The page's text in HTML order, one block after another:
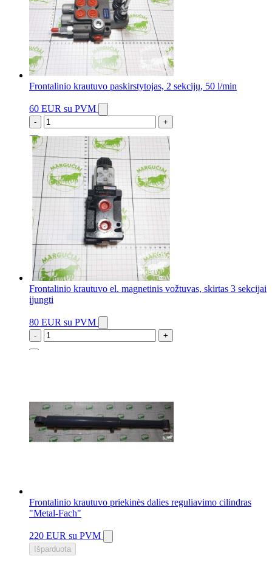
Frontalinio krautuvo paskirstytojas, 2 sekcijų, 50 l/min
60 EUR su PVM
- +
2 vnt.
Frontalinio krautuvo el. magnetinis vožtuvas, skirtas 3 sekcijai
įjungti
80 EUR su PVM
- +
Frontalinio krautuvo priekinės dalies reguliavimo cilindras
"Metal-Fach"
220 EUR su PVM
Išparduota